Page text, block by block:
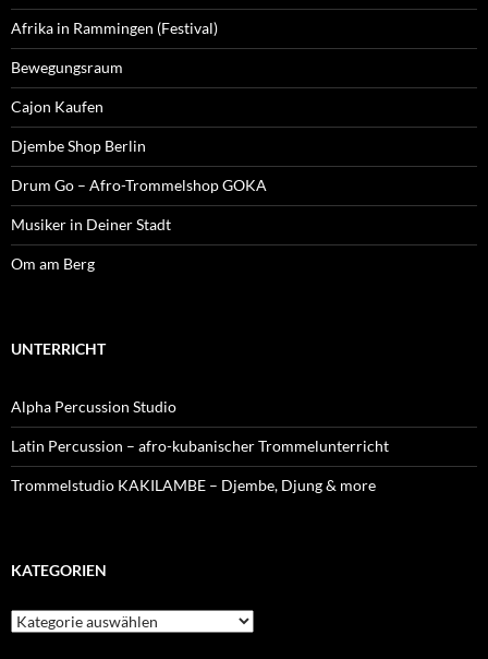
Afrika in Rammingen (Festival)
Bewegungsraum
Cajon Kaufen
Djembe Shop Berlin
Drum Go – Afro-Trommelshop GOKA
Musiker in Deiner Stadt
Om am Berg
UNTERRICHT
Alpha Percussion Studio
Latin Percussion – afro-kubanischer Trommelunterricht
Trommelstudio KAKILAMBE – Djembe, Djung & more
KATEGORIEN
Kategorien